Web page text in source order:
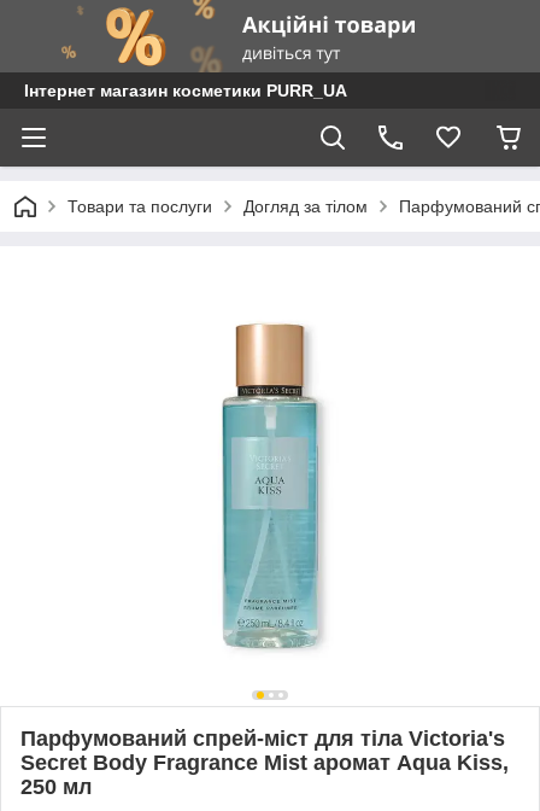
Інтернет магазин косметики PURR_UA
Товари та послуги Догляд за тілом Парфумований
Парфумований спрей-міст для тіла Victoria's
Secret Body Fragrance Mist аромат Aqua Kiss,
250 мл